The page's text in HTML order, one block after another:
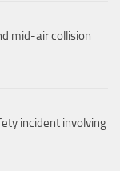
mid-air collision
incident involving